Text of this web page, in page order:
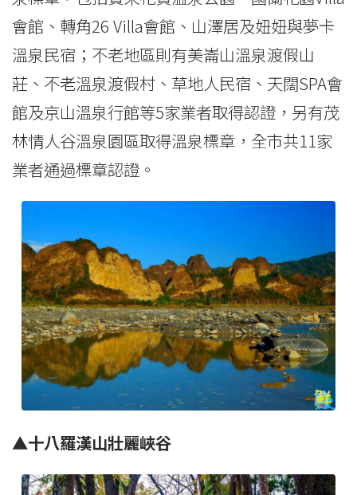
會館、轉角26 Villa會館、山澤居及妞妞與夢卡
溫泉民宿；不老地區則有美崙山溫泉渡假山
莊、不老溫泉渡假村、草地人民宿、天闊SPA會
館及京山溫泉行館等5家業者取得認證，另有茂
林情人谷溫泉園區取得溫泉標章，全市共11家
業者通過標章認證。
▲十八羅漢山壯麗峽谷